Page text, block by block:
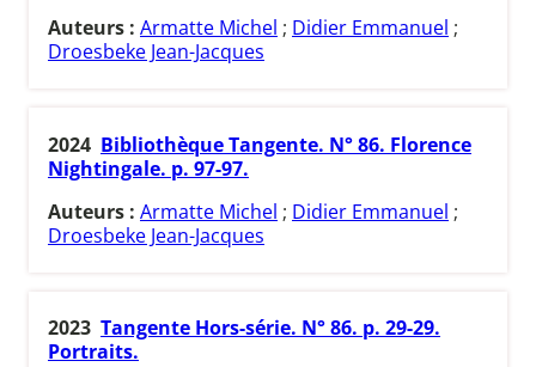
Auteurs : Armatte Michel ; Didier Emmanuel ;
Droesbeke Jean-Jacques
2024 Bibliothèque Tangente. N° 86. Florence
Nightingale. p. 97-97.
Auteurs : Armatte Michel ; Didier Emmanuel ;
Droesbeke Jean-Jacques
2023 Tangente Hors-série. N° 86. p. 29-29.
Portraits.